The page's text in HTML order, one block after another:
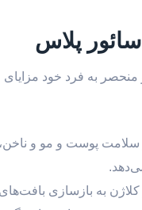
پلاس
به فرد خود مزایای
پوست و مو و
به بازسازی